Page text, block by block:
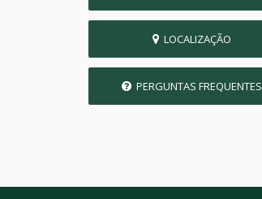
LOCALIZAÇÃO
PERGUNTAS FREQUENTES